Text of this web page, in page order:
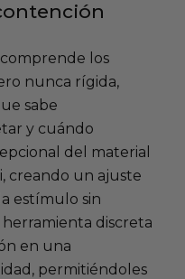
los
nunca rígida,
sabe
y cuándo
del material
creando un ajuste
estímulo sin
herramienta discreta
en una
permitiéndoles